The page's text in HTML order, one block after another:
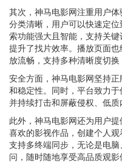
其次，神马电影网注重用户
分类清晰，用户可以快速定
索功能强大且智能，支持关
提升了找片效率。播放页面
放流畅，支持多种清晰度切换
安全方面，神马电影网坚持
和稳定性。同时，平台致力
并持续打击和屏蔽侵权、低质
此外，神马电影网还为用户
喜欢的影视作品，创建个人
支持多终端同步，无论是电
问，随时随地享受高品质观影